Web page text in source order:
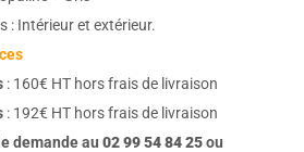
: Intérieur et extérieur.
: 160€ HT hors frais de livraison
: 192€ HT hors frais de livraison
demande au 02 99 54 84 25ou